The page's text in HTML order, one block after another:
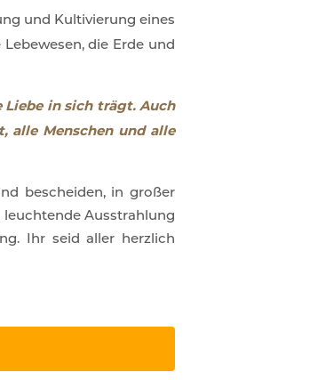
und Kultivierung eines
die Erde und
Liebe in sich trägt. Auch
alle Menschen und alle
bescheiden, in großer
leuchtende Ausstrahlung
Ihr seid aller herzlich